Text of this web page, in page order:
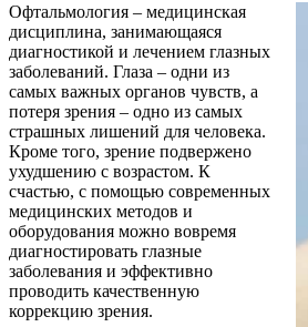
Офтальмология – медицинская
дисциплина, занимающаяся
диагностикой и лечением глазных
заболеваний. Глаза – одни из
самых важных органов чувств, а
потеря зрения – одно из самых
страшных лишений для человека.
Кроме того, зрение подвержено
ухудшению с возрастом. К
счастью, с помощью современных
медицинских методов и
оборудования можно вовремя
диагностировать глазные
заболевания и эффективно
проводить качественную
коррекцию зрения.